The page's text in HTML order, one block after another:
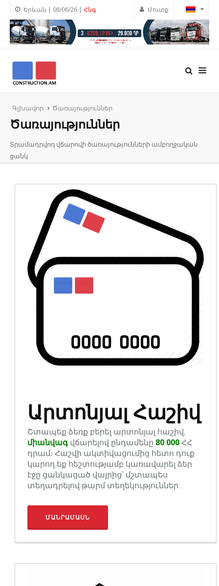
Մուտք
Երևան | 08/06/26 | Հնգ
Գլխավոր Ծառայություններ
Ծառայություններ
Տրամադրվող վճարովի ծառայությունների ամբողջական
ցանկ
Արտոնյալ Հաշիվ
Շտապեք ձեռք բերել արտոնյալ հաշիվ,
միանվագ վճարելով ընդամենը 80 000ՀՀ
դրամ։ Հաշվի ակտիվացումից հետո դուք
կարող եք հեշտությամբ կառավարել ձեր
էջը ցանկացած վայրից՝ մշտապես
տեղադրելով թարմ տեղեկություններ...
ՄԱՆՐԱՄԱՍՆ